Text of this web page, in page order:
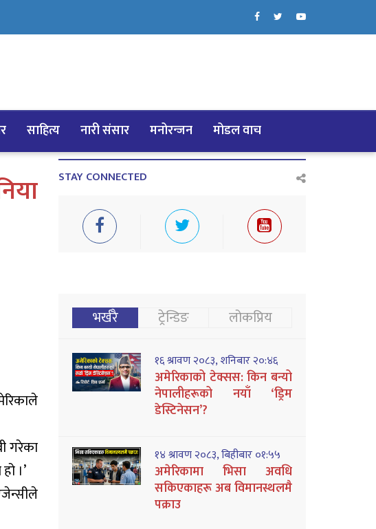
साहित्य नारी संसार मनोरन्जन मोडल वाच
गरेका
।’
STAY CONNECTED
भर्खरै ट्रेन्डिङ लोकप्रिय
१६ श्रावण २०८३, शनिबार २०:४६
अमेरिकाको टेक्सस: किन बन्यो
नेपालीहरूको नयाँ ‘ड्रिम
डेस्टिनेसन’?
१४ श्रावण २०८३, बिहीबार ०१:५५
अमेरिकामा भिसा अवधि
सकिएकाहरू अब विमानस्थलमै
पक्राउ